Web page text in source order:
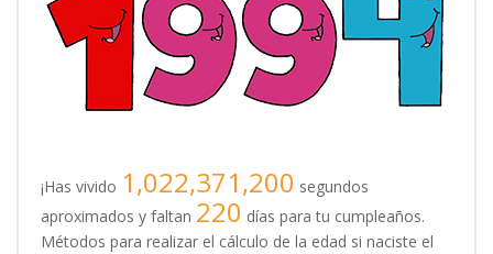
¡Has vivido 1,022,371,200 segundos
aproximados y faltan 220 días para tu cumpleaños.
Métodos para realizar el cálculo de la edad si naciste el